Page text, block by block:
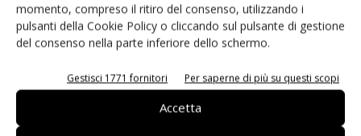
momento, compreso il ritiro del consenso, utilizzando i
pulsanti della Cookie Policy o cliccando sul pulsante di gestione
del consenso nella parte inferiore dello schermo.
Gestisci 1771 fornitori Per saperne di più su questi scopi
Accetta
ARTICOLI CORRELATI ALTRO DALL'AUTORE
Isolatori a stato solido per